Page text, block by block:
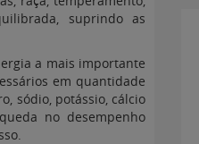
suprindo as
a mais importante
em quantidade
sódio, potássio, cálcio
no desempenho